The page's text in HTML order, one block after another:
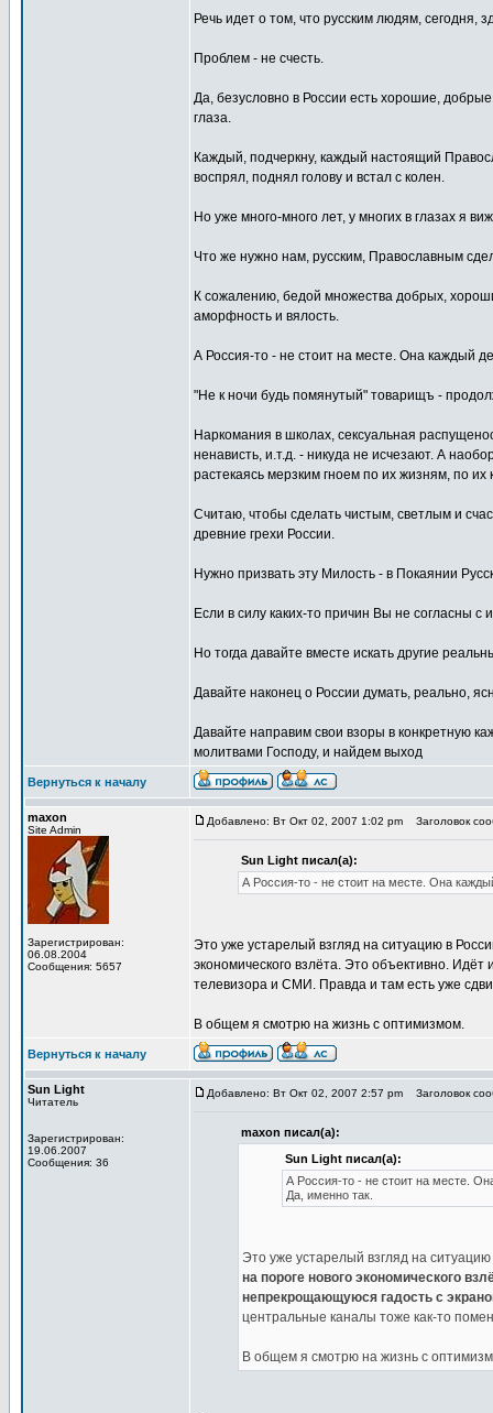
Речь идет о том, что русским людям, сегодня,
Проблем - не счесть.
Да, безусловно в России есть хорошие,
глаза.
Каждый, подчеркну, каждый настоящий
воспрял, поднял голову и встал с колен.
Но уже много-много лет, у многих в глазах я
Что же нужно нам, русским, Православным
К сожалению, бедой множества добрых,
аморфность и вялость.
А Россия-то - не стоит на месте. Она каждый
"Не к ночи будь помянутый" товарищъ -
Наркомания в школах, сексуальная
ненависть, и.т.д. - никуда не исчезают. А
растекаясь мерзким гноем по их жизням, по
Считаю, чтобы сделать чистым, светлым и
древние грехи России.
Нужно призвать эту Милость - в Покаянии
Если в силу каких-то причин Вы не согласны
Но тогда давайте вместе искать другие
Давайте наконец о России думать, реально,
Давайте направим свои взоры в конкретную
молитвами Господу, и найдем выход
Вернуться к началу
maxon
Site Admin
Зарегистрирован:
06.08.2004
Сообщения: 5657
Добавлено: Вт Окт 02, 2007 1:02 pm Заголовок
Sun Light писал(а):
А Россия-то - не стоит на месте. Она
Это уже устарелый взгляд на ситуацию в
экономического взлёта. Это объективно.
телевизора и СМИ. Правда и там есть уже
В общем я смотрю на жизнь с оптимизмом.
Вернуться к началу
Sun Light
Читатель
Зарегистрирован:
19.06.2007
Сообщения: 36
Добавлено: Вт Окт 02, 2007 2:57 pm Заголовок
maxon писал(а):
Sun Light писал(а):
А Россия-то - не стоит на месте.
Да, именно так.
Это уже устарелый взгляд на
на пороге нового экономического
непрекрощающуюся гадость с
центральные каналы тоже как-то
В общем я смотрю на жизнь с